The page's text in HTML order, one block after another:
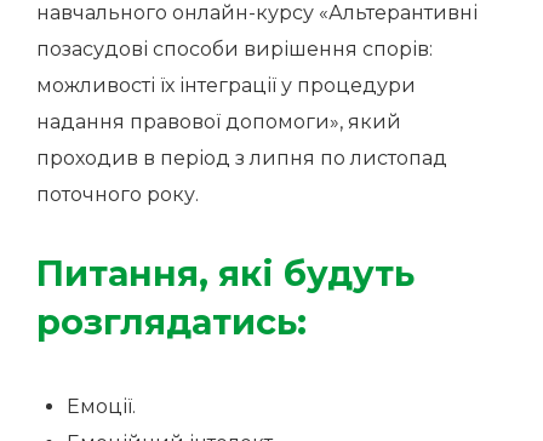
навчального онлайн-курсу «Альтерантивні
позасудові способи вирішення спорів:
можливості їх інтеграції у процедури
надання правової допомоги», який
проходив в період з липня по листопад
поточного року.
Питання, які будуть
розглядатись:
Емоції.